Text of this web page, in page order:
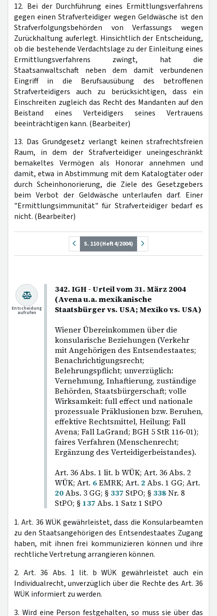
12. Bei der Durchführung eines Ermittlungsverfahrens
gegen einen Strafverteidiger wegen Geldwäsche ist den
Strafverfolgungsbehörden von Verfassungs wegen
Zurückhaltung auferlegt. Hinsichtlich der Entscheidung,
ob die bestehende Verdachtslage zu der Einleitung eines
Ermittlungsverfahrens zwingt, hat die
Staatsanwaltschaft neben dem damit verbundenen
Eingriff in die Berufsausübung des betroffenen
Strafverteidigers auch zu berücksichtigen, dass ein
Einschreiten zugleich das Recht des Mandanten auf den
Beistand eines Verteidigers seines Vertrauens
beeinträchtigen kann. (Bearbeiter)
13. Das Grundgesetz verlangt keinen strafrechtsfreien
Raum, in dem der Strafverteidiger uneingeschränkt
bemakeltes Vermögen als Honorar annehmen und
damit, etwa in Abstimmung mit dem Katalogtäter oder
durch Scheinhonorierung, die Ziele des Gesetzgebers
beim Verbot der Geldwäsche unterlaufen darf. Einer
"Ermittlungsimmunität" für Strafverteidiger bedarf es
nicht. (Bearbeiter)
S. 110 (Heft 4/2004)
342. IGH - Urteil vom 31. März 2004
(Avena u.a. mexikanische
Staatsbürger vs. USA; Mexiko vs. USA)
Wiener Übereinkommen über die
konsularische Beziehungen (Verkehr
mit Angehörigen des Entsendestaates;
Benachrichtigungsrecht;
Belehrungspflicht; unverzüglich:
Vernehmung, Inhaftierung, zuständige
Behörden, Staatsbürgerschaft; volle
Wirksamkeit: full effect und nationale
prozessuale Präklusionen bzw. Beruhen,
effektive Rechtsmittel, Heilung; Fall
Avena; Fall LaGrand; BGH 5 StR 116-01);
faires Verfahren (Menschenrecht;
Ergänzung des Verteidigerbeistandes).
Art. 36 Abs. 1 lit. b WÜK; Art. 36 Abs. 2
WÜK; Art. 6EMRK; Art. 2 Abs. 1 GG; Art.
20Abs. 3 GG; § 337 StPO; § 338Nr. 8
StPO; § 137 Abs. 1 Satz 1 StPO
Entscheidung
aufrufen
1. Art. 36 WÜK gewährleistet, dass die Konsularbeamten
zu den Staatsangehörigen des Entsendestaates Zugang
haben, mit ihnen frei kommunizieren können und ihre
rechtliche Vertretung arrangieren können.
2. Art. 36 Abs. 1 lit. b WÜK gewährleistet auch ein
Individualrecht, unverzüglich über die Rechte des Art. 36
WÜK informiert zu werden.
3. Wird eine Person festgehalten, so muss sie über das